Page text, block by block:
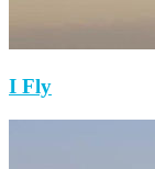
I Fly